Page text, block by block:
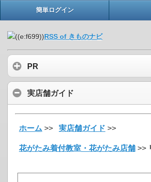
簡単ログイン
RSS of きものナビ
PR
実店舗ガイド
ホーム >> 実店舗ガイド >>
花がたみ着付教室・花がたみ店舗 >>